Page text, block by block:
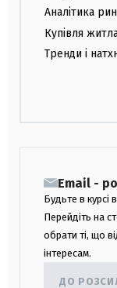
Аналітика
Купівля
Тренди і
Email -
Будьте в курсі
Перейдіть на
обрати ті, що
інтересам.
ДО